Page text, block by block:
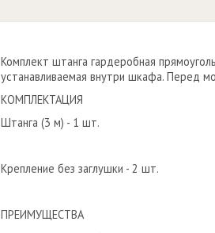
Комплект штанга гардеробная
устанавливаемая внутри шкафа. Перед
КОМПЛЕКТАЦИЯ
Штанга (3 м) - 1 шт.
Крепление без заглушки - 2 шт.
ПРЕИМУЩЕСТВА